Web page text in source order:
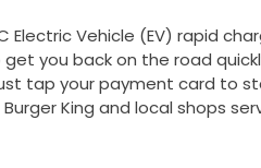
Electric Vehicle (EV) rapid
you back on the road
tap your payment card to
Burger King and local shops